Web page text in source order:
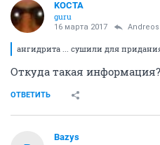
KOCTA
guru
16 марта 2017 Andreos
ангидрита ... сушили для
Откуда такая информация?
ОТВЕТИТЬ
Bazys